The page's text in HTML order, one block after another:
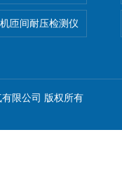
匝间耐压检测仪
限公司 版权所有